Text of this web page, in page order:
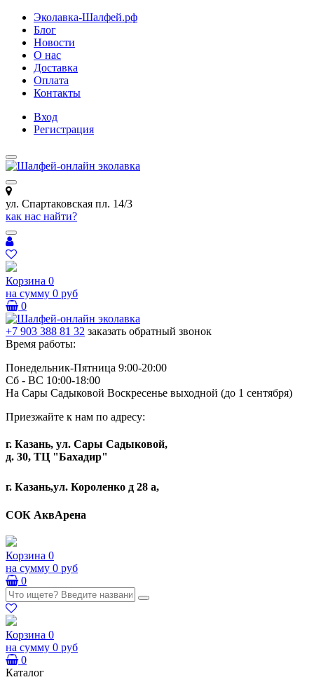
Эколавка-Шалфей.рф
Блог
Новости
О нас
Доставка
Оплата
Контакты
Вход
Регистрация
ул. Спартаковская пл. 14/3
как нас найти?
Корзина 0
на сумму 0 руб
0
+7 903 388 81 32 заказать обратный звонок
Время работы:
Понедельник-Пятница 9:00-20:00
Сб - ВС 10:00-18:00
На Сары Садыковой Воскресенье выходной (до 1 сентября)
Приезжайте к нам по адресу:
г. Казань, ул. Сары Садыковой,
д. 30, ТЦ "Бахадир"
г. Казань,ул. Короленко д 28 а,
СОК АквАрена
Корзина 0
на сумму 0 руб
0
Корзина 0
на сумму 0 руб
0
Каталог